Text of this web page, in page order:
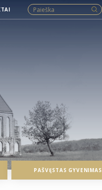
PAŠVĘSTAS GYVENIMAS